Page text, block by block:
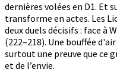
dernières volées en D1. Et
transforme en actes. Les
deux duels décisifs : face à
(222–218). Une bouffée
surtout une preuve que ce
et de l’envie.